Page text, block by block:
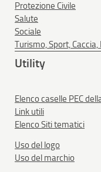
Protezione Civile
Salute
Sociale
Turismo, Sport, Caccia,
Utility
Elenco caselle PEC
Link utili
Elenco Siti tematici
Uso del logo
Uso del marchio